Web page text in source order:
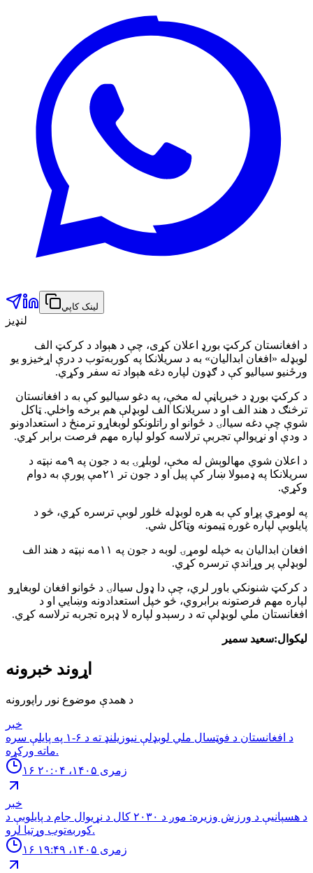
لینک کاپي
لنډیز
د افغانستان کرکټ بورډ اعلان کړی، چې د هېواد د کرکټ الف
لوبډله «افغان ابدالیان» به د سریلانکا په کوربه‌توب د درې اړخیزو یو
ورځنیو سیالیو کې د ګډون لپاره دغه هېواد ته سفر وکړي.
د کرکټ بورډ د خبرپاڼې له مخې، په دغو سیالیو کې به د افغانستان
ترڅنګ د هند الف او د سریلانکا الف لوبډلې هم برخه واخلي. ټاکل
شوې چې دغه سیالۍ د ځوانو او راتلونکو لوبغاړو ترمنځ د استعدادونو
د ودې او نړیوالې تجربې ترلاسه کولو لپاره مهم فرصت برابر کړي.
د اعلان شوي مهالوېش له مخې، لوبلړۍ به د جون په ۹مه نېټه د
سریلانکا په ډمبولا ښار کې پیل او د جون تر ۲۱مې پورې به دوام
وکړي.
په لومړي پړاو کې به هره لوبډله څلور لوبې ترسره کړي، څو د
پایلوبې لپاره غوره ټیمونه وټاکل شي.
افغان ابدالیان به خپله لومړۍ لوبه د جون په ۱۱مه نېټه د هند الف
لوبډلې پر وړاندې ترسره کړي.
د کرکټ شنونکي باور لري، چې دا ډول سیالۍ د ځوانو افغان لوبغاړو
لپاره مهم فرصتونه برابروي، څو خپل استعدادونه وښایي او د
افغانستان ملي لوبډلې ته د رسېدو لپاره لا ډېره تجربه ترلاسه کړي.
لیکوال:سعید سمیر
اړوند خبرونه
د همدې موضوع نور راپورونه
خبر
د افغانستان د فوټسال ملي لوبډلې نیوزیلنډ ته د ۶-۱ په پایلې سره
ماته ورکړه.
۱۶ زمری ۱۴۰۵، ۲۰:۰۴
خبر
د هسپانیې د ورزش وزیره: موږ د ۲۰۳۰ کال د نړیوال جام د پایلوبې د
کوربه‌توب وړتیا لرو.
۱۶ زمری ۱۴۰۵، ۱۹:۴۹